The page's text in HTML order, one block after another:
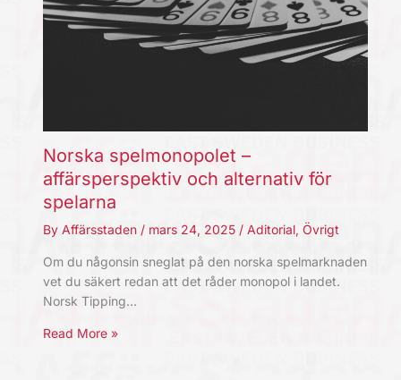
Norska spelmonopolet –
affärsperspektiv och alternativ för
spelarna
By Affärsstaden / mars 24, 2025 / Aditorial, Övrigt
Om du någonsin sneglat på den norska spelmarknaden
vet du säkert redan att det råder monopol i landet.
Norsk Tipping…
Read More »